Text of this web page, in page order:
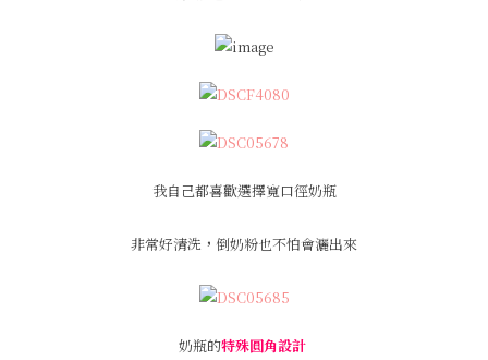
我自己都喜歡選擇寬口徑奶瓶
非常好清洗 ， 倒奶粉也不怕會灑出來
奶瓶的特殊圓角設計